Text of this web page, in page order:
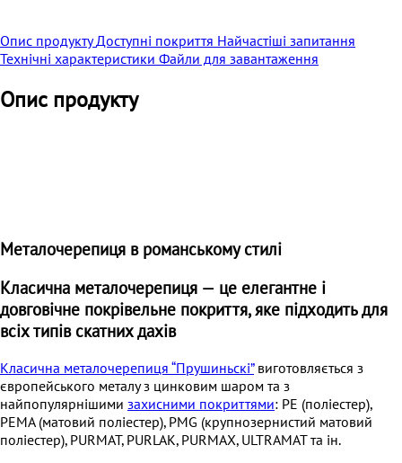
Опис продуктуДоступні покриття Найчастіші запитання
Технічні характеристики Файли для завантаження
Опис продукту
Металочерепиця в романському стилі
Класична металочерепиця — це елегантне і
довговічне покрівельне покриття, яке підходить для
всіх типів скатних дахів
Класична металочерепиця “Прушиньскі”виготовляється з
європейського металу з цинковим шаром та з
найпопулярнішими захисними покриттями: PE (поліестер),
PEMA (матовий поліестер), PMG (крупнозернистий матовий
поліестер), PURMAT, PURLAK, PURMAX, ULTRAMAT та ін.